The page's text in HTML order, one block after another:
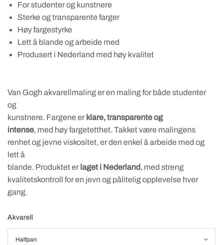
For studenter og kunstnere
Sterke og transparente farger
Høy fargestyrke
Lett å blande og arbeide med
Produsert i Nederland med høy kvalitet
Van Gogh akvarellmaling er en maling for både studenter
og
kunstnere. Fargene er klare, transparente og
intense, med høy fargetetthet. Takket være malingens
renhet og jevne viskositet, er den enkel å arbeide med og
lett å
blande. Produktet er laget i Nederland, med streng
kvalitetskontroll for en jevn og pålitelig opplevelse hver
gang.
Akvarell